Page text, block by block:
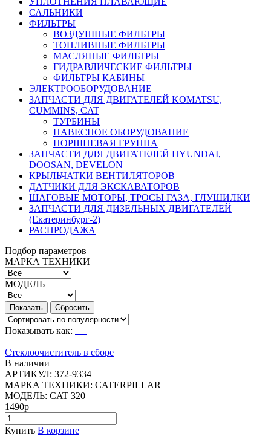
САЛЬНИКИ
ФИЛЬТРЫ
ВОЗДУШНЫЕ ФИЛЬТРЫ
ТОПЛИВНЫЕ ФИЛЬТРЫ
МАСЛЯНЫЕ ФИЛЬТРЫ
ГИДРАВЛИЧЕСКИЕ ФИЛЬТРЫ
ФИЛЬТРЫ КАБИНЫ
ЭЛЕКТРООБОРУДОВАНИЕ
ЗАПЧАСТИ ДЛЯ ДВИГАТЕЛЕЙ KOMATSU,
CUMMINS, CAT
ТУРБИНЫ
НАВЕСНОЕ ОБОРУДОВАНИЕ
ПОРШНЕВАЯ ГРУППА
ЗАПЧАСТИ ДЛЯ ДВИГАТЕЛЕЙ HYUNDAI,
DOOSAN, DEVELON
КРЫЛЬЧАТКИ ВЕНТИЛЯТОРОВ
ДАТЧИКИ ДЛЯ ЭКСКАВАТОРОВ
ШАГОВЫЕ МОТОРЫ, ТРОСЫ ГАЗА, ГЛУШИЛКИ
ЗАПЧАСТИ ДЛЯ ДИЗЕЛЬНЫХ ДВИГАТЕЛЕЙ
(Екатеринбург-2)
РАСПРОДАЖА
Подбор параметров
МАРКА ТЕХНИКИ
МОДЕЛЬ
Показывать как:
Стеклоочиститель в сборе
В наличии
АРТИКУЛ: 372-9334
МАРКА ТЕХНИКИ: CATERPILLAR
МОДЕЛЬ: CAT 320
1490р
Купить В корзине